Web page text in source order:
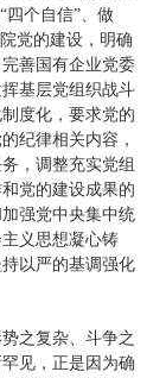
四个自信”、做
党的建设，明确
善国有企业党委
基层党组织战斗
度化，要求党的
纪律相关内容，
，调整充实党组
党的建设成果的
强党中央集中统
义思想凝心铸
以严的基调强化
之复杂、斗争之
见，正是因为确